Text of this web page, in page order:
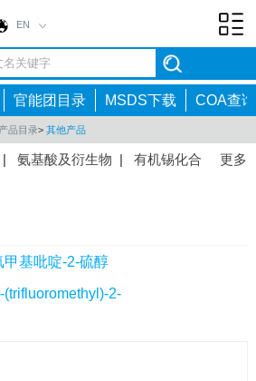
EN
官能团目录 MSDS下载 COA查询
产品目录> 其他产品
更多
| 氨基酸及衍生物 | 有机锡化合
体
| 抗炎药物中间体
中间体|
基吡啶-2-硫醇
2-